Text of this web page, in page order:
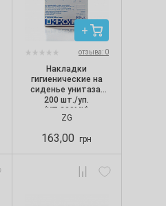
отзыва: 0
Накладки
гигиенические на
сиденье унитаза,
200 шт./уп.
(КТ-200МК)
ZG
163,00 грн